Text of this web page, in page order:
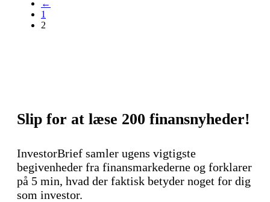
←
1
2
Slip for at læse 200 finansnyheder!
InvestorBrief samler ugens vigtigste
begivenheder fra finansmarkederne og forklarer
på 5 min, hvad der faktisk betyder noget for dig
som investor.